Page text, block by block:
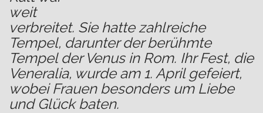
weit
verbreitet. Sie hatte zahlreiche
Tempel, darunter der berühmte
Tempel der Venus in Rom. Ihr Fest, die
Veneralia, wurde am 1. April gefeiert,
wobei Frauen besonders um Liebe
und Glück baten.